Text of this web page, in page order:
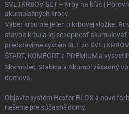
SVETKRBOV SET – Krby na kľúč |
akumulačných krbov
Výber krbu nie je len o krbovej vložke.
stavba krbu a jej schopnosť
predstavíme systém SET zo
ŠTART, KOMFORT a PREMIUM a
Skamotec, Stabica a Akumol zásadný
domova.
Objavte systém Hoxter BLOX a nové
riešenie pre súčasné domy.